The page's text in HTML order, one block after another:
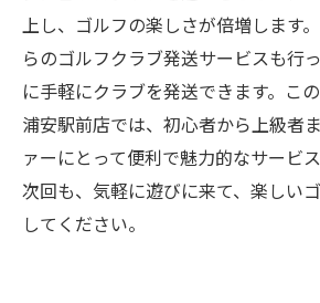
上し、ゴルフの楽しさが倍増します
らのゴルフクラブ発送サービスも行
に手軽にクラブを発送できます。こ
浦安駅前店では、初心者から上級者
ァーにとって便利で魅力的なサービス
次回も、気軽に遊びに来て、楽しい
してください。